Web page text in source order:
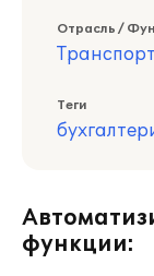
Отрасль /
Транспорт
Теги
функции: